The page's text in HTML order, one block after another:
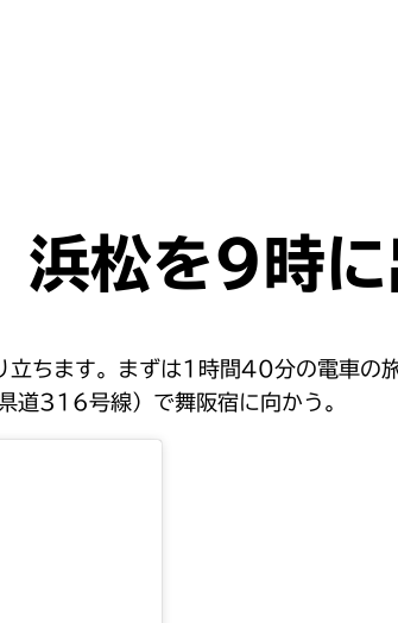
浜松を9時に
立ちます。まずは1時間40分の電車の
道316号線）で舞阪宿に向かう。